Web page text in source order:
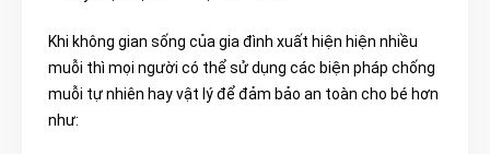
Khi không gian sống của gia đình xuất hiện hiện nhiều
muỗi thì mọi người có thể sử dụng các biện pháp chống
muỗi tự nhiên hay vật lý để đảm bảo an toàn cho bé hơn
như: